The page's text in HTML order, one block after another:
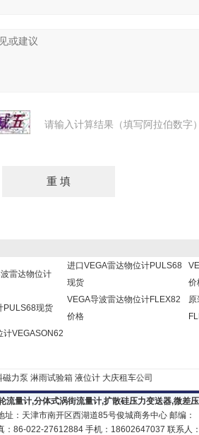
请输入计算结果（填写阿拉伯数字
雷达物位计
进口VEGA雷达物位计PULS68
现货
价
PULS68现货
VEGA导波雷达物位计FLEX82
价格
原
计VEGASON62
泵淋雨试验箱液位计大庆租车公司
流量计,分体式涡街流量计,扩散硅压力变送器,微差
址：天津市南开区西湖道85号俊城商务中心 邮编：
：86-022-27612884 手机：18602647037 联系人